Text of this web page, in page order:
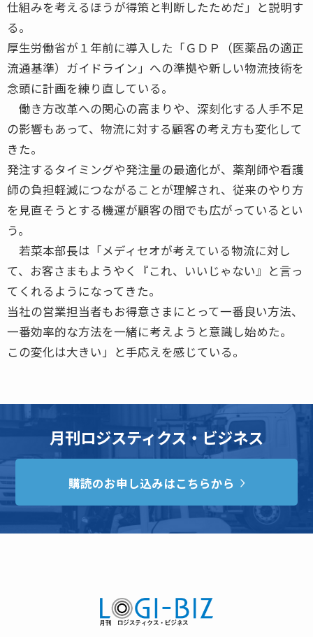
仕組みを考えるほうが得策と判断したためだ」と説明す
る。
厚生労働省が１年前に導入した「ＧＤＰ（医薬品の適正
流通基準）ガイドライン」への準拠や新しい物流技術を
念頭に計画を練り直している。
働き方改革への関心の高まりや、深刻化する人手不足
の影響もあって、物流に対する顧客の考え方も変化して
きた。
発注するタイミングや発注量の最適化が、薬剤師や看護
師の負担軽減につながることが理解され、従来のやり方
を見直そうとする機運が顧客の間でも広がっているとい
う。
若菜本部長は「メディセオが考えている物流に対し
て、お客さまもようやく『これ、いいじゃない』と言っ
てくれるようになってきた。
当社の営業担当者もお得意さまにとって一番良い方法、
一番効率的な方法を一緒に考えようと意識し始めた。
この変化は大きい」と手応えを感じている。
月刊ロジスティクス・ビジネス
購読のお申し込みはこちらから